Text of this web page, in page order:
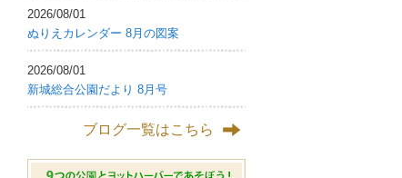
2026/08/01
ぬりえカレンダー 8月の図案
2026/08/01
新城総合公園だより 8月号
ブログ一覧はこちら